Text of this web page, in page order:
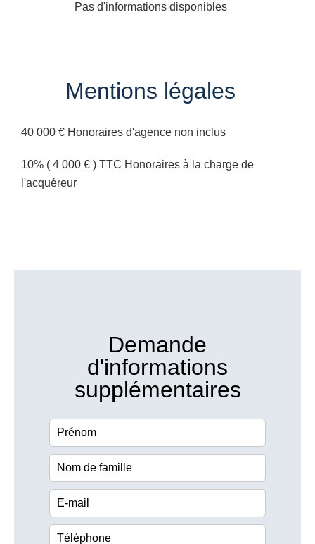
Pas d'informations disponibles
Mentions légales
40 000 € Honoraires d'agence non inclus
10% ( 4 000 € ) TTC Honoraires à la charge de
l'acquéreur
Demande
d'informations
supplémentaires